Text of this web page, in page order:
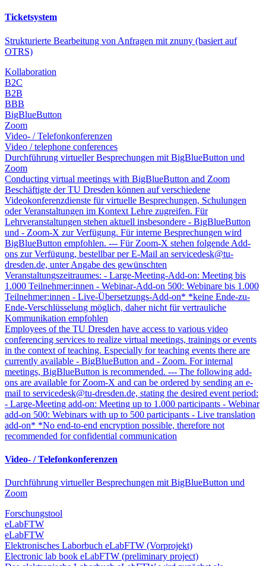
Ticketsystem
Strukturierte Bearbeitung von Anfragen mit znuny (basiert auf
OTRS)
Kollaboration
B2C
B2B
BBB
BigBlueButton
Zoom
Video- / Telefonkonferenzen
Video / telephone conferences
Durchführung virtueller Besprechungen mit BigBlueButton und
Zoom
Conducting virtual meetings with BigBlueButton and Zoom
Beschäftigte der TU Dresden können auf verschiedene
Videokonferenzdienste für virtuelle Besprechungen, Schulungen
oder Veranstaltungen im Kontext Lehre zugreifen. Für
Lehrveranstaltungen stehen aktuell insbesondere - BigBlueButton
und - Zoom-X zur Verfügung. Für interne Besprechungen wird
BigBlueButton empfohlen. --- Für Zoom-X stehen folgende Add-
ons zur Verfügung, bestellbar per E-Mail an servicedesk@tu-
dresden.de, unter Angabe des gewünschten
Veranstaltungszeitraumes: - Large-Meeting-Add-on: Meeting bis
1.000 Teilnehmer:innen - Webinar-Add-on 500: Webinare bis 1.000
Teilnehmer:innen - Live-Übersetzungs-Add-on* *keine Ende-zu-
Ende-Verschlüsselung möglich, daher nicht für vertrauliche
Kommunikation empfohlen
Employees of the TU Dresden have access to various video
conferencing services to realize virtual meetings, trainings or events
in the context of teaching. Especially for teaching events there are
currently available - BigBlueButton and - Zoom. For internal
meetings, BigBlueButton is recommended. --- The following add-
ons are available for Zoom-X and can be ordered by sending an e-
mail to servicedesk@tu-dresden.de, stating the desired event period:
- Large-Meeting add-on: Meeting up to 1.000 participants - Webinar
add-on 500: Webinars with up to 500 participants - Live translation
add-on* *No end-to-end encryption possible, therefore not
recommended for confidential communication
Video- / Telefonkonferenzen
Durchführung virtueller Besprechungen mit BigBlueButton und
Zoom
Forschungstool
eLabFTW
eLabFTW
Elektronisches Laborbuch eLabFTW (Vorprojekt)
Electronic lab book eLabFTW (preliminary project)